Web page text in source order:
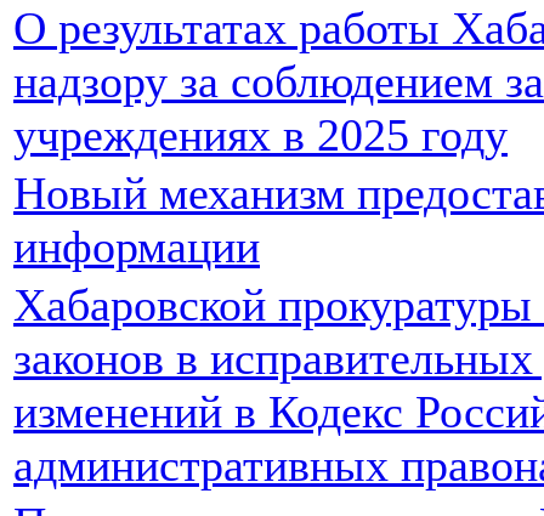
О результатах работы
надзору за соблюдением
учреждениях в 2025 году
Новый механизм
информации
Хабаровской
законов в
изменений в Кодекс
административных